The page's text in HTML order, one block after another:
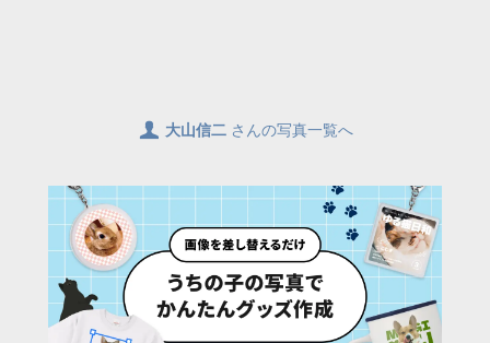
👤 大山信二さんの写真一覧へ